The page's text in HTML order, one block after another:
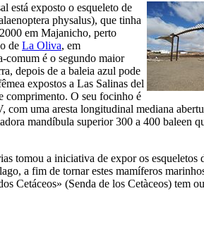
está exposto o esqueleto de
physalus), que tinha
em Majanicho, perto
de La Oliva, em
comum é o segundo maior
depois de a baleia azul pode
expostos a Las Salinas del
comprimento. O seu focinho é
com uma aresta longitudinal mediana
mandíbula superior 300 a 400 baleen
tomou a iniciativa de expor os esqueletos
a fim de tornar estes mamíferos
Cetáceos» (Senda de los Cetàceos) tem